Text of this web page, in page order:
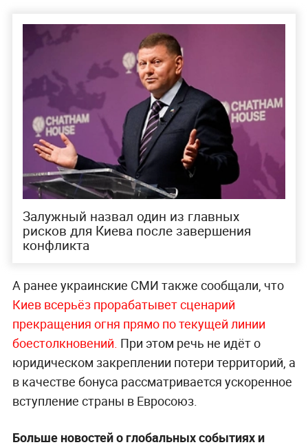
Залужный назвал один из главных
рисков для Киева после завершения
конфликта
А ранее украинские СМИ также сообщали, что
Киев всерьёз прорабатывет сценарий
прекращения огня прямо по текущей линии
боестолкновений. При этом речь не идёт о
юридическом закреплении потери территорий, а
в качестве бонуса рассматривается ускоренное
вступление страны в Евросоюз.
Больше новостей о глобальных событиях и